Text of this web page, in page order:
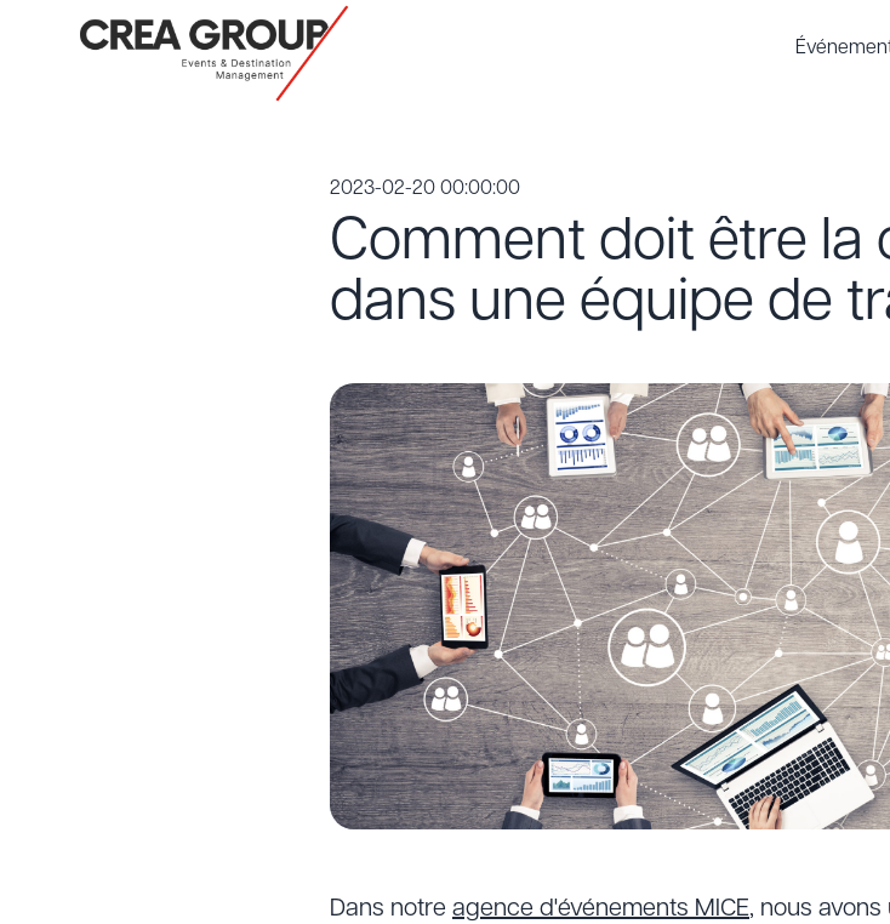
2023-02-20 00:00:00
Comment doit être la
dans une équipe de
Dans notre agence d'événements MICE, nous